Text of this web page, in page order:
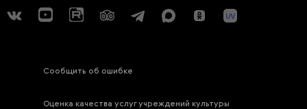
Сообщить об ошибке
Оценка качества услуг учреждений культуры